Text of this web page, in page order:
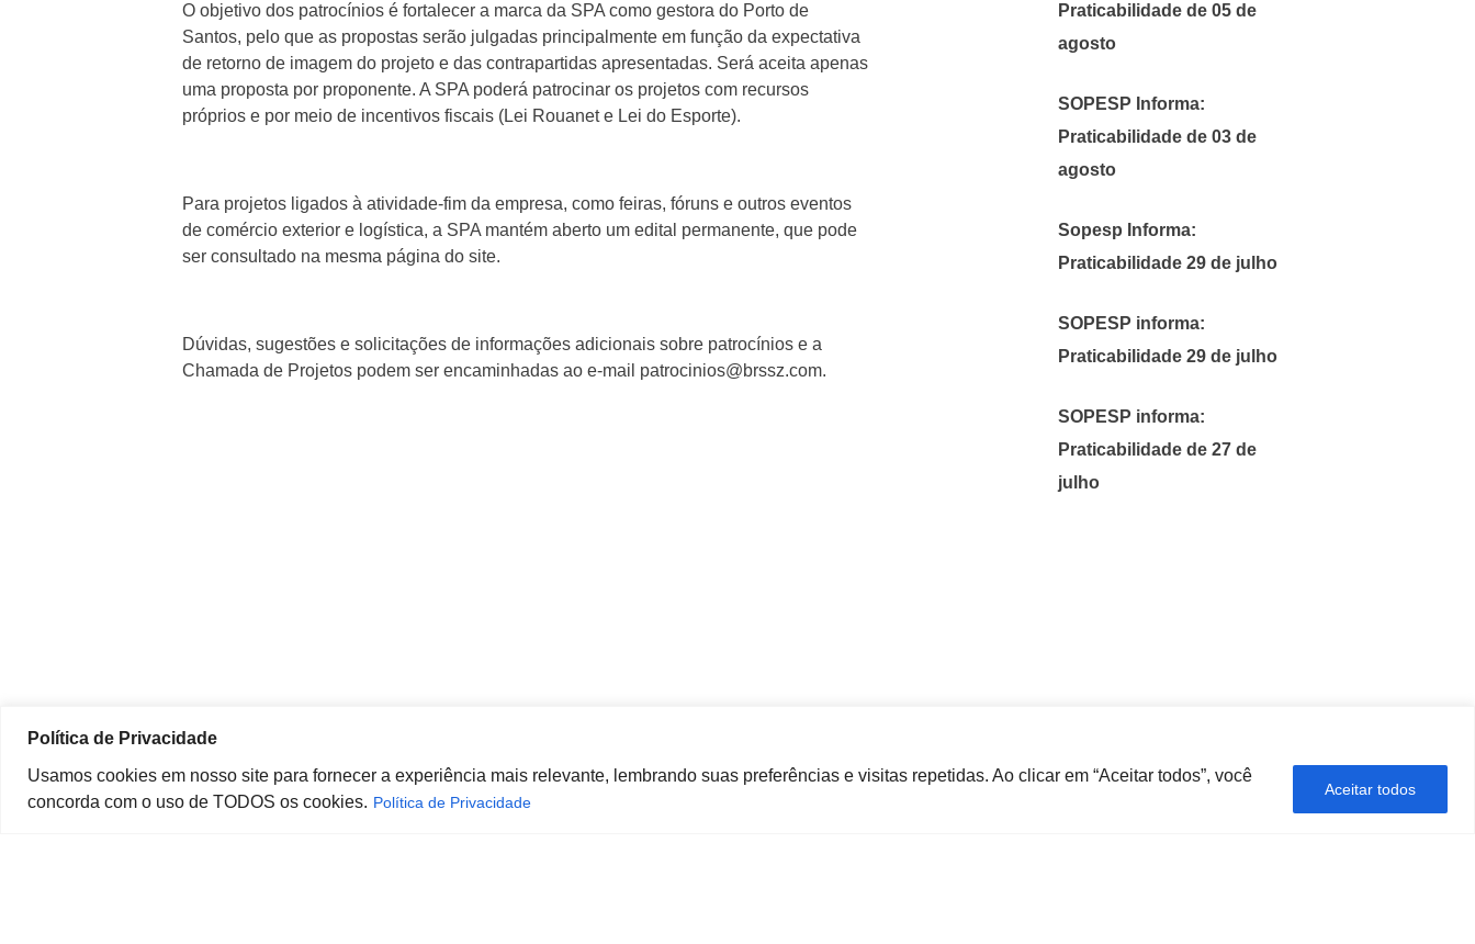
Política de Privacidade
Usamos cookies em nosso site para fornecer a experiência mais relevante, lembrando suas preferências e visitas repetidas. Ao clicar em “Aceitar todos”, você
concorda com o uso de TODOS os cookies. Política de Privacidade
Aceitar todos
O objetivo dos patrocínios é fortalecer a marca da SPA como gestora do Porto de
Santos, pelo que as propostas serão julgadas principalmente em função da expectativa
de retorno de imagem do projeto e das contrapartidas apresentadas. Será aceita apenas
uma proposta por proponente. A SPA poderá patrocinar os projetos com recursos
próprios e por meio de incentivos fiscais (Lei Rouanet e Lei do Esporte).
Para projetos ligados à atividade-fim da empresa, como feiras, fóruns e outros eventos
de comércio exterior e logística, a SPA mantém aberto um edital permanente, que pode
ser consultado na mesma página do site.
Dúvidas, sugestões e solicitações de informações adicionais sobre patrocínios e a
Chamada de Projetos podem ser encaminhadas ao e-mail patrocinios@brssz.com.
Praticabilidade de 05 de
agosto
SOPESP Informa:
Praticabilidade de 03 de
agosto
Sopesp Informa:
Praticabilidade 29 de julho
SOPESP informa:
Praticabilidade 29 de julho
SOPESP informa:
Praticabilidade de 27 de
julho